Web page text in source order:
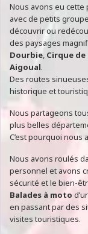
Nous avons eu cette
avec de petits
découvrir ou
des paysages
Dourbie Cirque de
Aigoual.
Des routes
historique et
Nous partageons
plus belles
C’est pourquoi nous
Nous avons roulés
personnel et avons
sécurité et le bien-
Balades à moto
en passant par des
visites touristiques.